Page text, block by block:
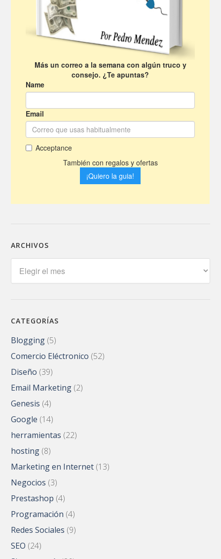
ARCHIVOS
CATEGORÍAS
Blogging (5)
Comercio Eléctronico (52)
Diseño (39)
Email Marketing (2)
Genesis (4)
Google (14)
herramientas (22)
hosting (8)
Marketing en Internet (13)
Negocios (3)
Prestashop (4)
Programación (4)
Redes Sociales (9)
SEO (24)